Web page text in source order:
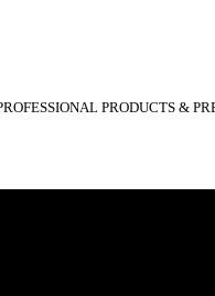
PRODUCTS &
και